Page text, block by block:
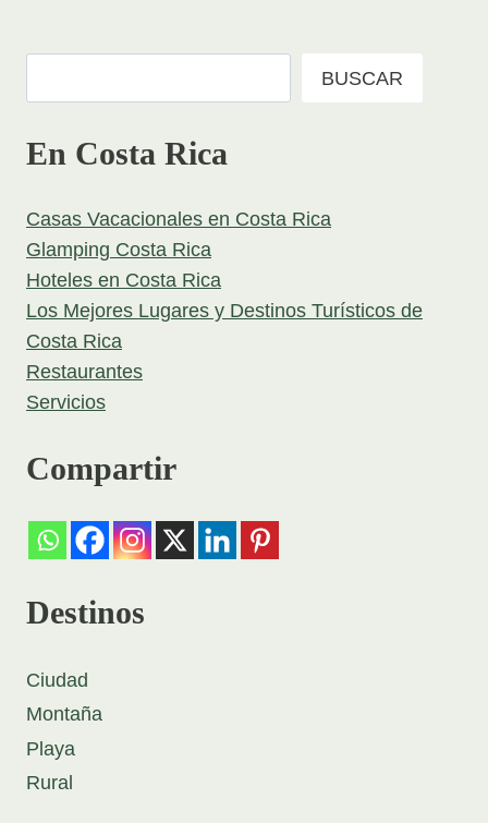
BUSCAR
En Costa Rica
Casas Vacacionales en Costa Rica
Glamping Costa Rica
Hoteles en Costa Rica
Los Mejores Lugares y Destinos Turísticos de
Costa Rica
Restaurantes
Servicios
Compartir
Destinos
Ciudad
Montaña
Playa
Rural